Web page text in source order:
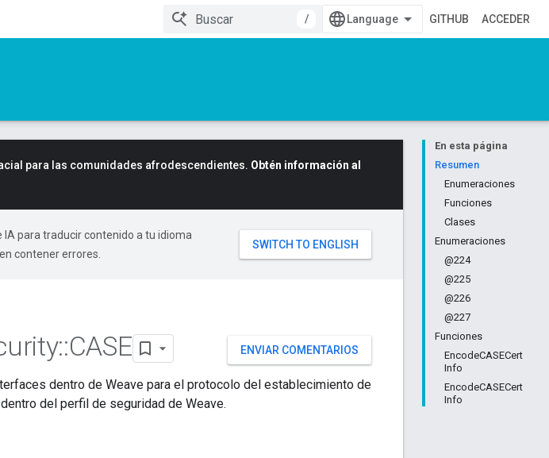
/
GITHUB ACCEDER
En esta página
Resumen
Enumeraciones
Funciones
Clases
Enumeraciones
@224
@225
@226
@227
Funciones
EncodeCASECert
Info
EncodeCASECert
Info
para las comunidades afrodescendientes. Obtén información al
IA para traducir contenido a tu idioma
contener errores.
ENVIAR COMENTARIOS
::CASE
dentro de Weave para el protocolo del establecimiento de
del perfil de seguridad de Weave.